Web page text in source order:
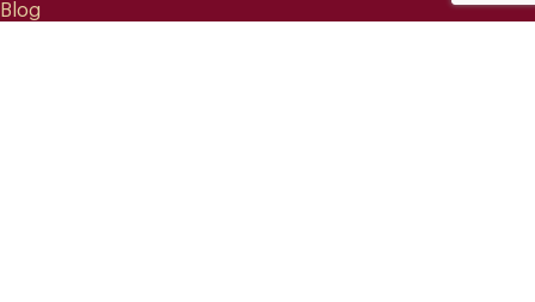
Blog